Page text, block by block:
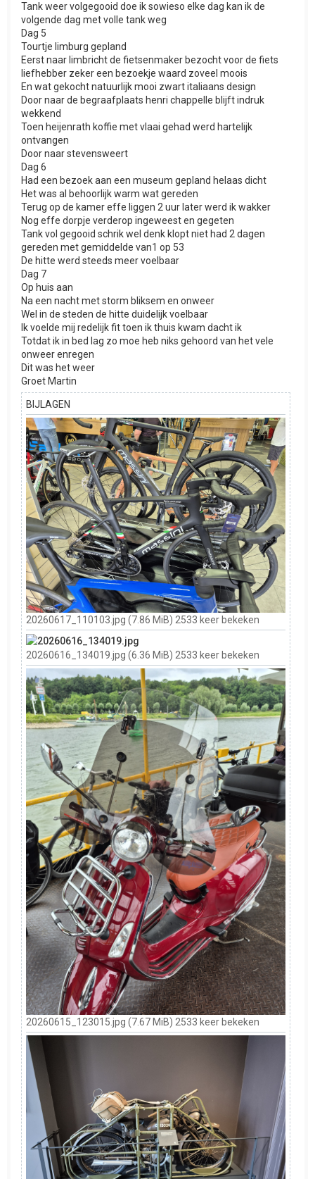
Tank weer volgegooid doe ik sowieso elke dag kan ik de
volgende dag met volle tank weg
Dag 5
Tourtje limburg gepland
Eerst naar limbricht de fietsenmaker bezocht voor de fiets
liefhebber zeker een bezoekje waard zoveel moois
En wat gekocht natuurlijk mooi zwart italiaans design
Door naar de begraafplaats henri chappelle blijft indruk
wekkend
Toen heijenrath koffie met vlaai gehad werd hartelijk
ontvangen
Door naar stevensweert
Dag 6
Had een bezoek aan een museum gepland helaas dicht
Het was al behoorlijk warm wat gereden
Terug op de kamer effe liggen 2 uur later werd ik wakker
Nog effe dorpje verderop ingeweest en gegeten
Tank vol gegooid schrik wel denk klopt niet had 2 dagen
gereden met gemiddelde van1 op 53
De hitte werd steeds meer voelbaar
Dag 7
Op huis aan
Na een nacht met storm bliksem en onweer
Wel in de steden de hitte duidelijk voelbaar
Ik voelde mij redelijk fit toen ik thuis kwam dacht ik
Totdat ik in bed lag zo moe heb niks gehoord van het vele
onweer enregen
Dit was het weer
Groet Martin
BIJLAGEN
20260617_110103.jpg (7.86 MiB) 2533 keer bekeken
20260616_134019.jpg (6.36 MiB) 2533 keer bekeken
20260615_123015.jpg (7.67 MiB) 2533 keer bekeken